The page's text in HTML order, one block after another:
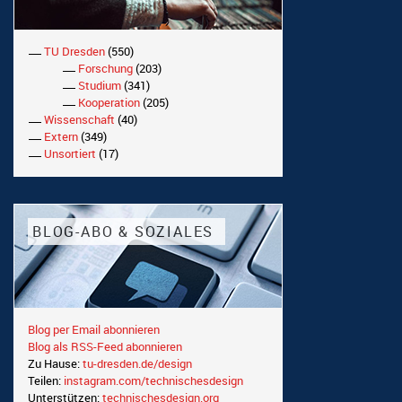
TU Dresden(550)
Forschung(203)
Studium(341)
Kooperation(205)
Wissenschaft (40)
Extern(349)
Unsortiert (17)
BLOG-ABO & SOZIALES
Blog per Email abonnieren
Blog als RSS-Feed abonnieren
Zu Hause:tu-dresden.de/design
Teilen: instagram.com/technischesdesign
Unterstützen:technischesdesign.org